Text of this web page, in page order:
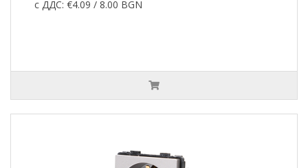
с ДДС: €4.09 / 8.00 BGN